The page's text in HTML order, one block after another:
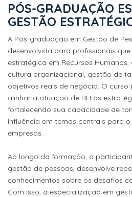
PÓS-GRADUAÇÃO
GESTÃO
A Pós-graduação em Gestão de
desenvolvida para profissionais
estratégica em Recursos
cultura organizacional, gestão de
objetivos reais de negócio. O
alinhar a atuação de RH às
fortalecendo sua capacidade de
influência em temas centrais para
empresas.
Ao longo da formação, o
gestão de pessoas, desenvolve
conhecimentos sobre os desafios
Com isso, a especialização em